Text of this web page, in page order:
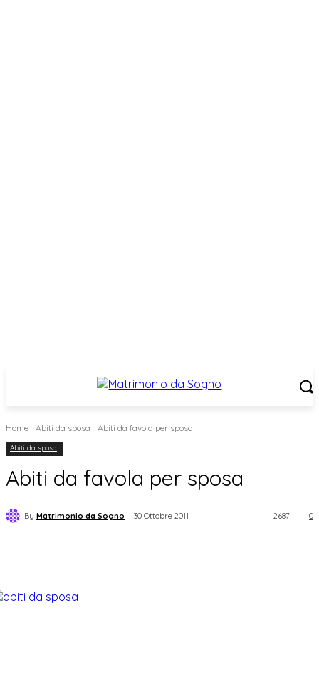
Home Abiti da sposa Abiti da favola per sposa
Abiti da sposa
Abiti da favola per sposa
By Matrimonio da Sogno 30 Ottobre 2011 0
2687